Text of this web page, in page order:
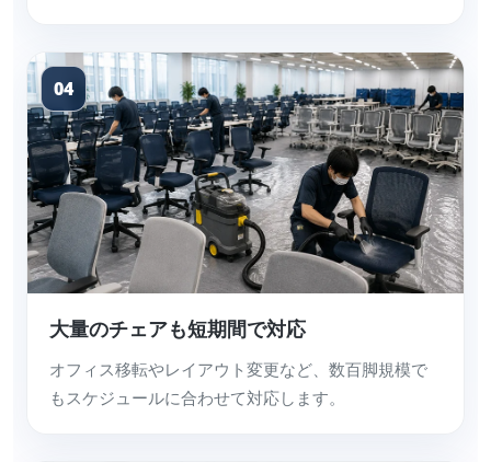
04
大量のチェアも短期間で対応
オフィス移転やレイアウト変更など、数百脚規模で
もスケジュールに合わせて対応します。